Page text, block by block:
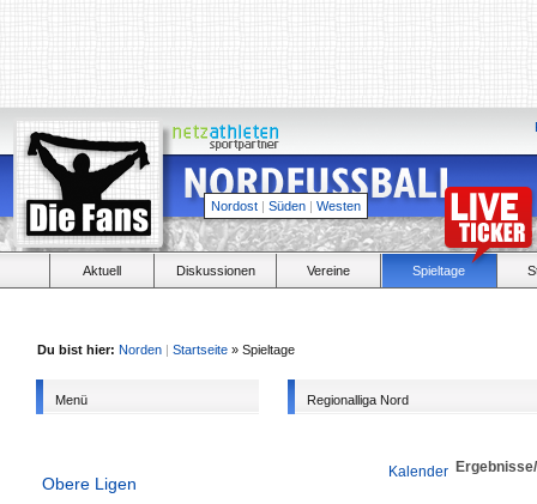
Nordost | Süden | Westen
Aktuell Diskussionen Vereine Spieltage
Du bist hier: Norden | Startseite » Spieltage
Menü
Obere Ligen
Regionalliga Nord
Kalender